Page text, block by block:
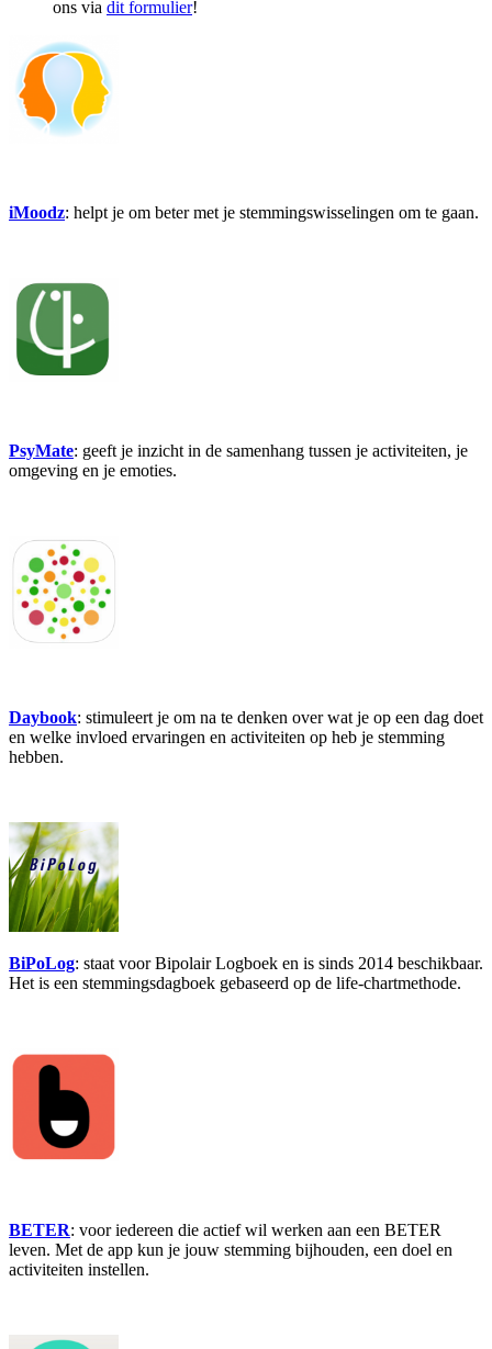
ons via dit formulier!
iMoodz: helpt je om beter met je stemmingswisselingen om te gaan.
PsyMate: geeft je inzicht in de samenhang tussen je activiteiten, je
omgeving en je emoties.
Daybook: stimuleert je om na te denken over wat je op een dag doet
en welke invloed ervaringen en activiteiten op heb je stemming
hebben.
BiPoLog: staat voor Bipolair Logboek en is sinds 2014 beschikbaar.
Het is een stemmingsdagboek gebaseerd op de life-chartmethode.
BETER: voor iedereen die actief wil werken aan een BETER
leven. Met de app kun je jouw stemming bijhouden, een doel en
activiteiten instellen.